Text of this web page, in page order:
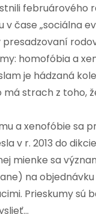
februárového
čase „sociálna
homofóbia a
je hádzaná
strach z toho,
a xenofóbie sa
v r. 2013 do
mienke sa
na
Prieskumy